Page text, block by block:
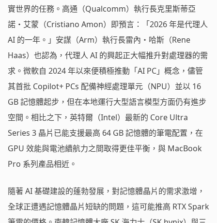
實世界的任務。高通（Qualcomm）執行長克里斯蒂亞
諾・艾蒙（Cristiano Amon）即預言：「2026 年是代理人
AI 的一年。」安謀（Arm）執行長雷內・哈斯（Rene
Haas）也認為，代理人 AI 的興起正大幅推升對處理器的需
求。微軟自 2024 年以來便積極推動「AI PC」概念，儘管
其首批 Copilot+ PCs 配備神經處理單元（NPU）並以 16
GB 記憶體起步，但在本地運行大型語言模型方面仍有進步
空間。相比之下，英特爾（Intel）最新的 Core Ultra
Series 3 晶片已能支援最高 64 GB 記憶體的筆電配置，在
GPU 效能與電池續航力之間取得更佳平衡，與 MacBook
Pro 系列產品相近。
隨著 AI 基礎建設的蓬勃發展，對記憶體晶片的需求激增，
全球正遭遇記憶體晶片短缺的問題，這可能推高 RTX Spark